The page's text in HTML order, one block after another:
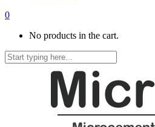
0
No products in the cart.